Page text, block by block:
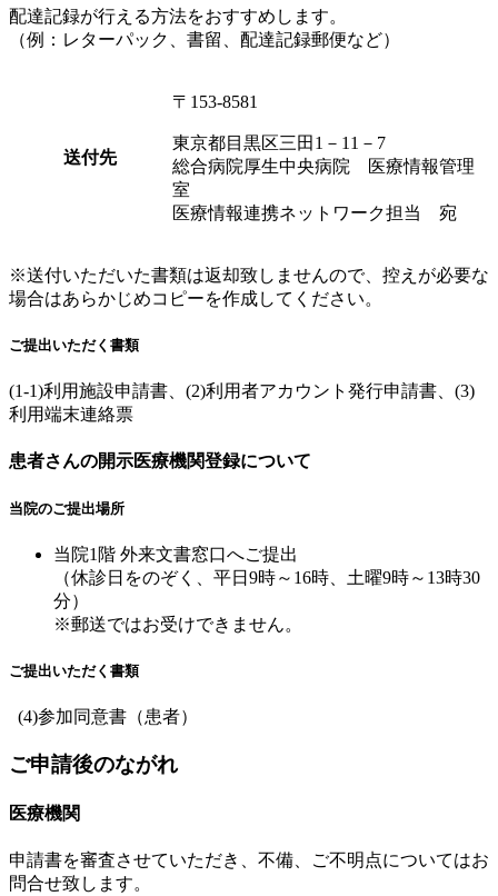
配達記録が行える方法をおすすめします。
（例：レターパック、書留、配達記録郵便など）
送付先
〒153-8581
東京都目黒区三田1－11－7
総合病院厚生中央病院 医療情報管理
室
医療情報連携ネットワーク担当 宛
※送付いただいた書類は返却致しませんので、控えが必要な
場合はあらかじめコピーを作成してください。
ご提出いただく書類
(1-1)利用施設申請書、(2)利用者アカウント発行申請書、(3)
利用端末連絡票
患者さんの開示医療機関登録について
当院のご提出場所
当院1階 外来文書窓口へご提出
（休診日をのぞく、平日9時～16時、土曜9時～13時30
分）
※郵送ではお受けできません。
ご提出いただく書類
(4)参加同意書（患者）
ご申請後のながれ
医療機関
申請書を審査させていただき、不備、ご不明点についてはお
問合せ致します。